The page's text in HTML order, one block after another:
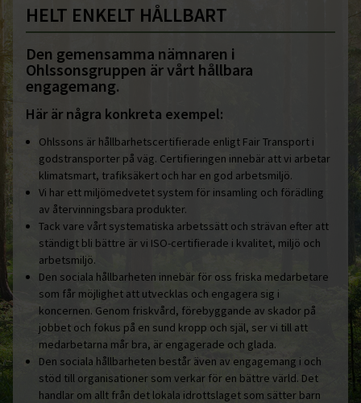
HELT ENKELT HÅLLBART
Den gemensamma nämnaren i
Ohlssonsgruppen är vårt hållbara
engagemang.
Här är några konkreta exempel:
Ohlssons är hållbarhetscertifierade enligt Fair Transport i
godstransporter på väg. Certifieringen innebär att vi arbetar
klimatsmart, trafiksäkert och har en god arbetsmiljö.
Vi har ett miljömedvetet system för insamling och förädling
av återvinningsbara produkter.
Tack vare vårt systematiska arbetssätt och strävan efter att
ständigt bli bättre är vi ISO-certifierade i kvalitet, miljö och
arbetsmiljö.
Den sociala hållbarheten innebär för oss friska medarbetare
som får möjlighet att utvecklas och engagera sig i
koncernen. Genom friskvård, förebyggande av skador på
jobbet och fokus på en sund kropp och själ, ser vi till att
medarbetarna mår bra, är engagerade och glada.
Den sociala hållbarheten består även av engagemang i och
stöd till organisationer som verkar för en bättre värld. Det
handlar om allt från det lokala idrottslaget som sätter barn